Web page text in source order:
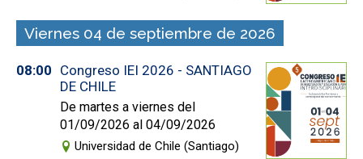
Viernes 04 de septiembre de 2026
08:00 Congreso IEI 2026 - SANTIAGO
DE CHILE
De martes a viernes del
01/09/2026 al 04/09/2026
Universidad de Chile (Santiago)